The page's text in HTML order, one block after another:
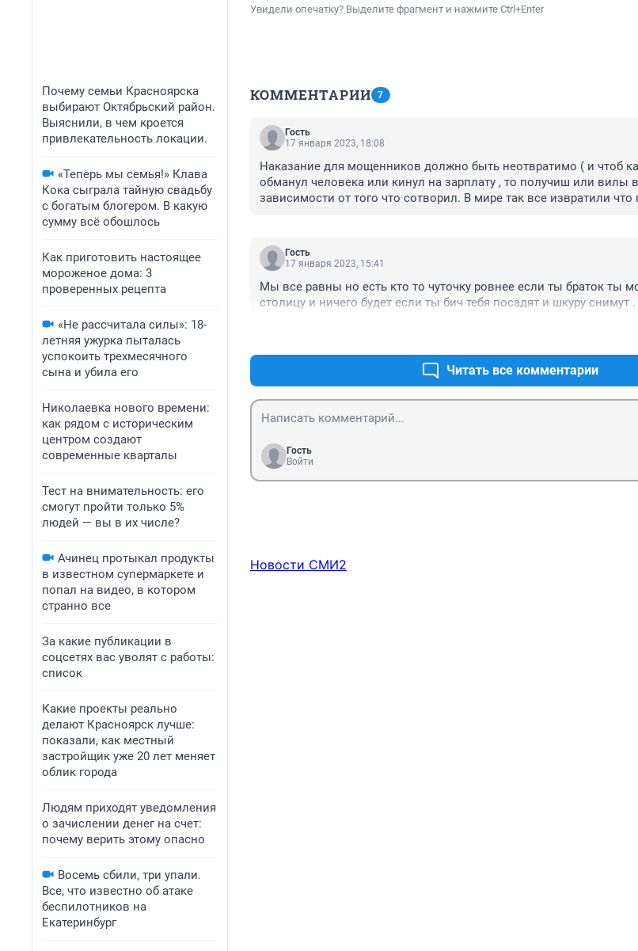
Почему семьи Красноярска
выбирают Октябрьский район.
Выяснили, в чем кроется
привлекательность локации.
«Теперь мы семья!» Клава
Кока сыграла тайную свадьбу
с богатым блогером. В какую
сумму всё обошлось
Как приготовить настоящее
мороженое дома: 3
проверенных рецепта
«Не рассчитала силы»: 18-
летняя ужурка пыталась
успокоить трехмесячного
сына и убила его
Николаевка нового времени:
как рядом с историческим
центром создают
современные кварталы
Тест на внимательность: его
смогут пройти только 5%
людей — вы в их числе?
Ачинец протыкал продукты
в известном супермаркете и
попал на видео, в котором
странно все
За какие публикации в
соцсетях вас уволят с работы:
список
Какие проекты реально
делают Красноярск лучше:
показали, как местный
застройщик уже 20 лет меняет
облик города
Людям приходят уведомления
о зачислении денег на счет:
почему верить этому опасно
Восемь сбили, три упали.
Все, что известно об атаке
беспилотников на
Екатеринбург
Увидели опечатку? Выделите фрагмент и нажмите Ctrl+Enter
КОММЕНТАРИИ 7
Гость
17 января 2023, 18:08
Наказание для мощенников должно быть неотвратимо ( и чтоб
обманул человека или кинул на зарплату , то получиш или вилы
зависимости от того что сотворил. В мире так все извратили
Гость
17 января 2023, 15:41
Мы все равны но есть кто то чуточку ровнее если ты браток ты
столицу и ничего будет если ты бич тебя посадят и шкуру снимут .
Читать все комментарии
Гость
Войти
Новости СМИ2